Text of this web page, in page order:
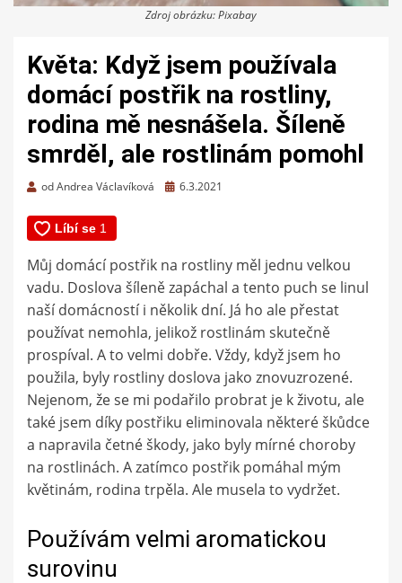
Zdroj obrázku: Pixabay
Květa: Když jsem používala
domácí postřik na rostliny,
rodina mě nesnášela. Šíleně
smrděl, ale rostlinám pomohl
odAndrea Václavíková
Zveřejněno
6.3.2021
Můj domácí postřik na rostliny měl jednu velkou
vadu. Doslova šíleně zapáchal a tento puch se linul
naší domácností i několik dní. Já ho ale přestat
používat nemohla, jelikož rostlinám skutečně
prospíval. A to velmi dobře. Vždy, když jsem ho
použila, byly rostliny doslova jako znovuzrozené.
Nejenom, že se mi podařilo probrat je k životu, ale
také jsem díky postřiku eliminovala některé škůdce
a napravila četné škody, jako byly mírné choroby
na rostlinách. A zatímco postřik pomáhal mým
květinám, rodina trpěla. Ale musela to vydržet.
Používám velmi aromatickou
surovinu